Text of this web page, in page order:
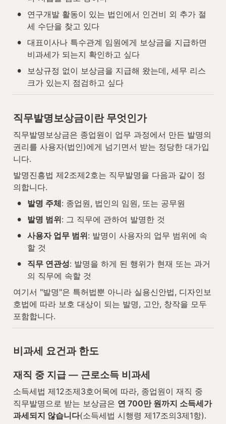
•
연구개발 활동이 있는 법인에서 인건비 외 추가 절
세 수단을 찾고 있다
• 대표이사나 특수관계 임원에게 보상금을 지급하면
비과세가 되는지 확인하고 싶다
•
보상규정 없이 보상금을 지급해 왔는데, 세무 리스
크가 있는지 점검하고 싶다
직무발명보상금이란 무엇인가
직무발명보상금은 종업원이 업무 과정에서 만든 발명의
권리를 사용자(법인)에게 넘기면서 받는 정당한 대가입
니다.
발명진흥법 제2조제2호는 직무발명을 다음과 같이 정
의합니다.
• 발명 주체: 종업원, 법인의 임원, 또는 공무원
• 발명 범위: 그 직무에 관하여 발명한 것
• 사용자 업무 범위: 발명이 사용자의 업무 범위에 속
할 것
• 직무 연관성: 발명을 하게 된 행위가 현재 또는 과거
의 직무에 속할 것
여기서 "발명"은 특허법뿐 아니라 실용신안법, 디자인보
호법에 따라 보호 대상이 되는 발명, 고안, 창작을 모두
포함합니다.
비과세 요건과 한도
재직 중 지급 — 근로소득 비과세
소득세법 제12조제3호어목에 따라, 종업원이 재직 중
직무발명으로 받는 보상금은 연 700만 원까지 소득세가
과세되지 않습니다(소득세법 시행령 제17조의3제1항).